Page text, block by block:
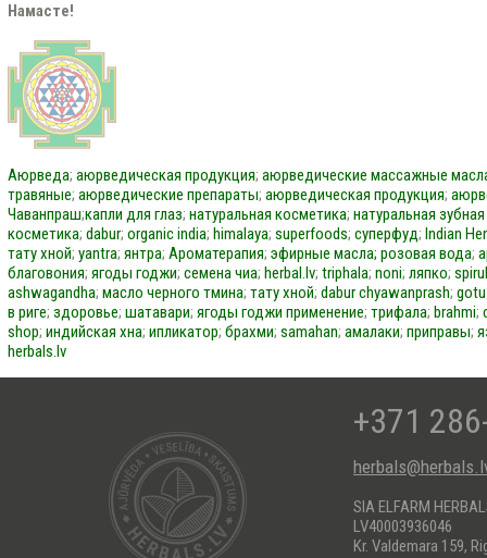
Намасте!
Аюрведа; аюрведическая продукция; аюрведические массажные
травяные; аюрведические препараты; аюрведическая продукция;
Чаванпраш;капли для глаз; натуральная косметика; натуральная
косметика; dabur; organic india; himalaya; superfoods; суперфуд; Indian
тату хной; yantra; янтра; Ароматерапия; эфирные масла; розовая вода;
благовония; ягоды годжи; семена чиа; herbal.lv; triphala; noni; ляпко;
ashwagandha; масло черного тмина; тату хной; daburchyawanprash;
в риге; здоровье; шатавари; ягоды годжи применение; трифала; brahmi;
shop; индийская хна; ипликатор; брахми; samahan; амалаки; приправы;
herbals.lv
+371
SIA ELFARM
LV40003936046
Kr. Valdemara 159,